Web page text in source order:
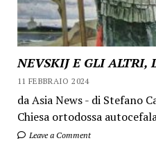
NEVSKIJ E GLI ALTRI,
11 FEBBRAIO 2024
da Asia News - di Stefano
Chiesa ortodossa
Leave a Comment